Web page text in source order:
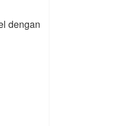
dengan